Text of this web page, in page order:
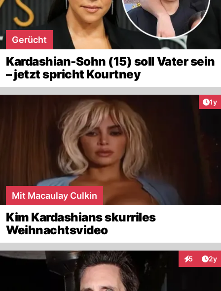
Gerücht
Kardashian-Sohn (15) soll Vater sein
– jetzt spricht Kourtney
1y
Mit Macaulay Culkin
Kim Kardashians skurriles
Weihnachtsvideo
5 2y